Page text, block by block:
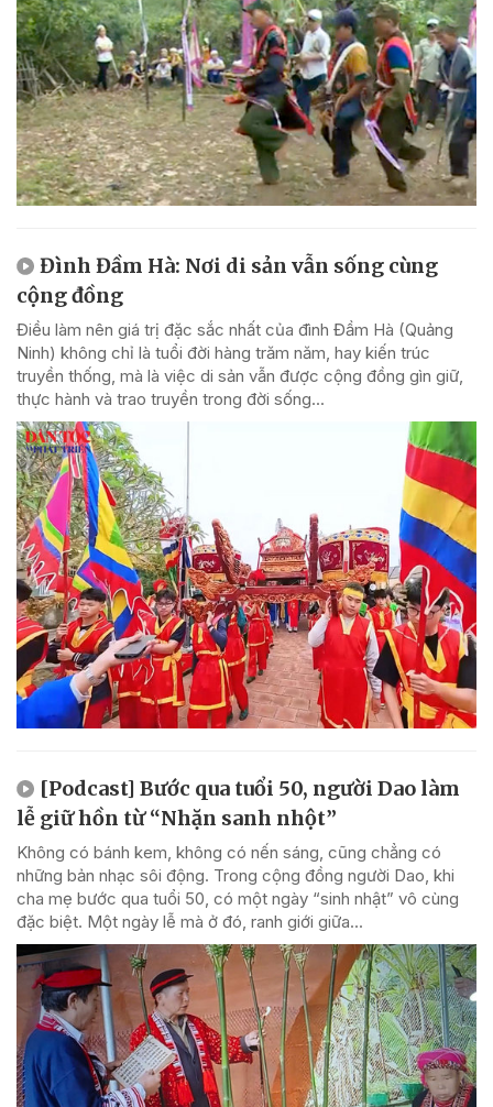
Đình Đầm Hà: Nơi di sản vẫn sống cùng
cộng đồng
Điều làm nên giá trị đặc sắc nhất của đình Đầm Hà (Quảng
Ninh) không chỉ là tuổi đời hàng trăm năm, hay kiến trúc
truyền thống, mà là việc di sản vẫn được cộng đồng gìn giữ,
thực hành và trao truyền trong đời sống...
[Podcast] Bước qua tuổi 50, người Dao làm
lễ giữ hồn từ “Nhặn sanh nhột”
Không có bánh kem, không có nến sáng, cũng chẳng có
những bản nhạc sôi động. Trong cộng đồng người Dao, khi
cha mẹ bước qua tuổi 50, có một ngày “sinh nhật” vô cùng
đặc biệt. Một ngày lễ mà ở đó, ranh giới giữa...